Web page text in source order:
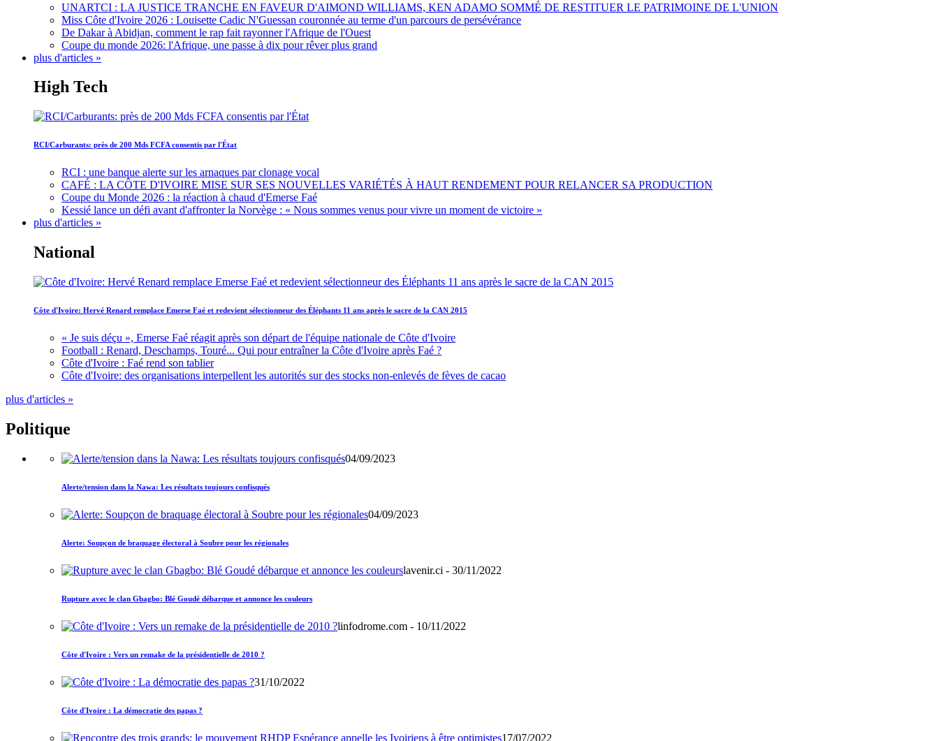
UNARTCI : LA JUSTICE TRANCHE EN FAVEUR D'AIMOND WILLIAMS, KEN ADAMO SOMMÉ DE RESTITUER LE PATRIMOINE DE L'UNION
Miss Côte d'Ivoire 2026 : Louisette Cadic N'Guessan couronnée au terme d'un parcours de persévérance
De Dakar à Abidjan, comment le rap fait rayonner l'Afrique de l'Ouest
Coupe du monde 2026: l'Afrique, une passe à dix pour rêver plus grand
plus d'articles »
High Tech
RCI/Carburants: près de 200 Mds FCFA consentis par l'État
RCI : une banque alerte sur les arnaques par clonage vocal
CAFÉ : LA CÔTE D'IVOIRE MISE SUR SES NOUVELLES VARIÉTÉS À HAUT RENDEMENT POUR RELANCER SA PRODUCTION
Coupe du Monde 2026 : la réaction à chaud d'Emerse Faé
Kessié lance un défi avant d'affronter la Norvège : « Nous sommes venus pour vivre un moment de victoire »
plus d'articles »
National
Côte d'Ivoire: Hervé Renard remplace Emerse Faé et redevient sélectionneur des Éléphants 11 ans après le sacre de la CAN 2015
« Je suis déçu », Emerse Faé réagit après son départ de l'équipe nationale de Côte d'Ivoire
Football : Renard, Deschamps, Touré... Qui pour entraîner la Côte d'Ivoire après Faé ?
Côte d'Ivoire : Faé rend son tablier
Côte d'Ivoire: des organisations interpellent les autorités sur des stocks non-enlevés de fèves de cacao
plus d'articles »
Politique
04/09/2023
Alerte/tension dans la Nawa: Les résultats toujours confisqués
04/09/2023
Alerte: Soupçon de braquage électoral à Soubre pour les régionales
lavenir.ci - 30/11/2022
Rupture avec le clan Gbagbo: Blé Goudé débarque et annonce les couleurs
linfodrome.com - 10/11/2022
Côte d'Ivoire : Vers un remake de la présidentielle de 2010 ?
31/10/2022
Côte d'Ivoire : La démocratie des papas ?
17/07/2022